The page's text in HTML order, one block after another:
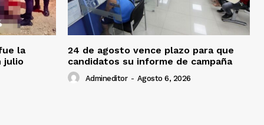
la
julio
24 de agosto vence plazo para que
candidatos su informe de campaña
Admineditor - Agosto 6, 2026